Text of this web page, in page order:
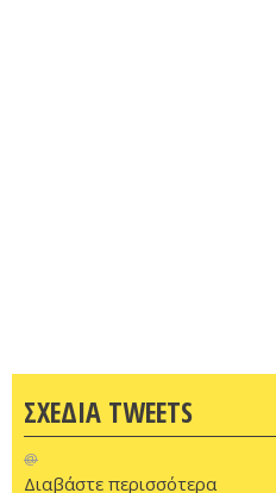
ΣΧΕΔΙΑ TWEETS
@
Διαβάστε περισσότερα